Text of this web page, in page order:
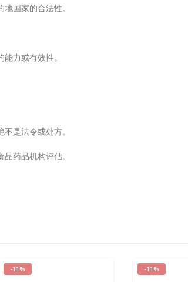
国家的合法性。
力或有效性。
是法令或处方。
药品机构评估。
-11% -11%